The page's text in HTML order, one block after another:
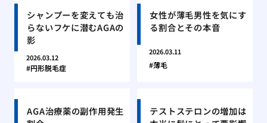
シャンプーを変えても治
らないフケに潜むAGAの
影
2026.03.12
円形脱毛症
女性が薄毛男性を気にす
る割合とその本音
2026.03.11
薄毛
AGA治療薬の副作用発生
テストステロンの増加は